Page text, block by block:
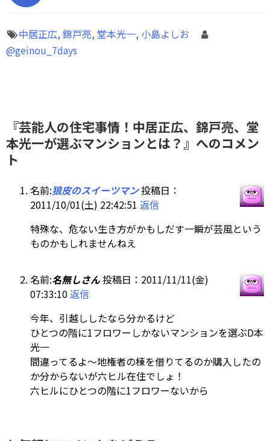
中居正広, 錦戸亮, 堂本光一, 小島よしお
@geinou_7days
『芸能人の住宅事情！中居正広、錦戸亮、堂
本光一が選ぶマンションとは？』へのコメン
ト
名前:狼皮のスイーツマン投稿日：
2011/10/01(土) 22:42:51 返信
特殊な、危ない生き方がかもしだす一瞬が芸風という
ものかもしれませんねえ
名前:名無しさん投稿日：2011/11/11(金)
07:33:10返信
今年、引越ししたなら分かるけど
ひとつの階に1フロワーしかないマンションを選ぶD本
光一
間違ってるよ～地権者の棟を借りてるのか購入したの
か分からないが六ヒル在住でしょ！
六ヒルにひとつの階に1フロワーないから